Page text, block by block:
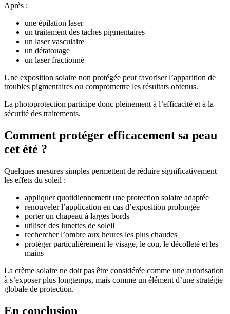
Après :
une épilation laser
un traitement des taches pigmentaires
un laser vasculaire
un détatouage
un laser fractionné
Une exposition solaire non protégée peut favoriser l’apparition de
troubles pigmentaires ou compromettre les résultats obtenus.
La photoprotection participe donc pleinement à l’efficacité et à la
sécurité des traitements.
Comment protéger efficacement sa peau
cet été ?
Quelques mesures simples permettent de réduire significativement
les effets du soleil :
appliquer quotidiennement une protection solaire adaptée
renouveler l’application en cas d’exposition prolongée
porter un chapeau à larges bords
utiliser des lunettes de soleil
rechercher l’ombre aux heures les plus chaudes
protéger particulièrement le visage, le cou, le décolleté et les
mains
La crème solaire ne doit pas être considérée comme une autorisation
à s’exposer plus longtemps, mais comme un élément d’une stratégie
globale de protection.
En conclusion